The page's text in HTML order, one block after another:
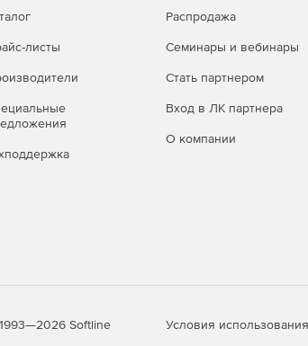
листы
Распродажа
Семинары и вебинары
Стать партнером
Вход в ЛК партнера
О компании
Softline Условия использования